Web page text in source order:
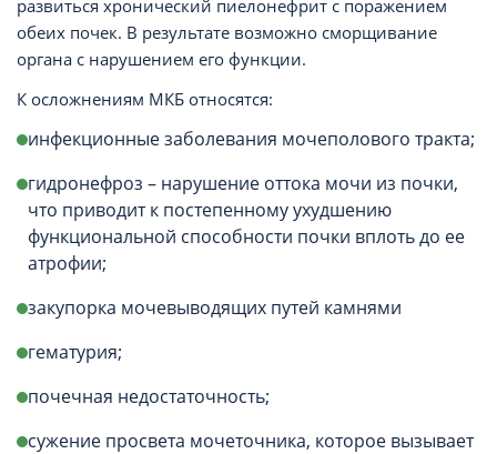
развиться хронический пиелонефрит с поражением
обеих почек. В результате возможно сморщивание
органа с нарушением его функции.
К осложнениям МКБ относятся:
инфекционные заболевания мочеполового тракта;
гидронефроз – нарушение оттока мочи из почки,
что приводит к постепенному ухудшению
функциональной способности почки вплоть до ее
атрофии;
закупорка мочевыводящих путей камнями
гематурия;
почечная недостаточность;
сужение просвета мочеточника, которое вызывает